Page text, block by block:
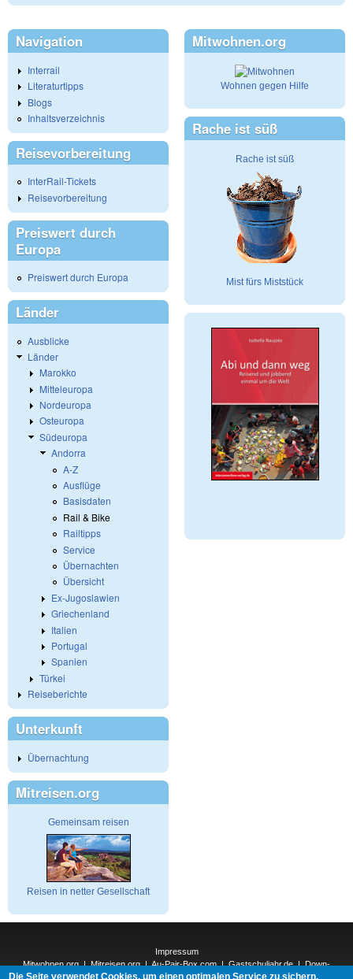
Navigation
Interrail
Literaturtipps
Blogs
Inhaltsverzeichnis
Reisevorbereitung
InterRail-Tickets
Reisevorbereitung
Preiswert durch
Europa
Preiswert durch Europa
Länder
Ausblicke
Länder
Marokko
Mitteleuropa
Nordeuropa
Osteuropa
Südeuropa
Andorra
A-Z
Ausflüge
Basisdaten
Rail & Bike
Railtipps
Service
Übernachten
Übersicht
Ex-Jugoslawien
Griechenland
Italien
Portugal
Spanien
Türkei
Reiseberichte
Unterkunft
Übernachtung
Mitreisen.org
Gemeinsam reisen
Reisen in netter Gesellschaft
Mitwohnen.org
Wohnen gegen Hilfe
Rache ist süß
Rache ist süß
Mist fürs Miststück
Impressum
Mitwohnen.org|Mitreisen.org|Au-Pair-Box.com|Gastschuljahr.de|Down-
Under.org |Elderpair.com|
Die Seite verwendet Cookies, um einen optimalen Service zu sichern.